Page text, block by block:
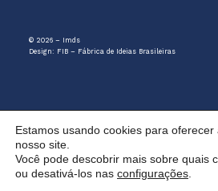
© 2026 – Imds
Design: FIB – Fábrica de Ideias Brasileiras
Estamos usando cookies para
nosso site.
Você pode descobrir mais sobre quais
ou desativá-los nas configurações